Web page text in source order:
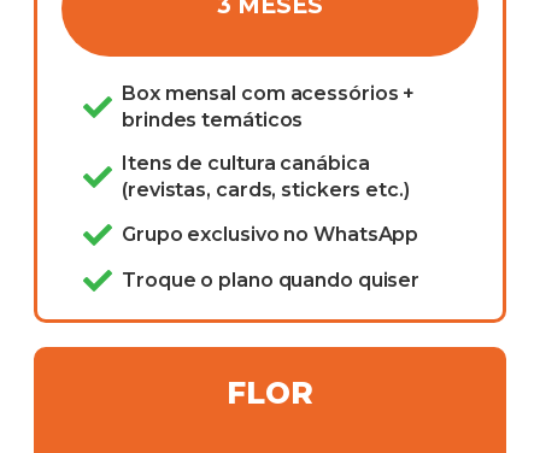
Box mensal com acessórios +
brindes temáticos
Itens de cultura canábica
(revistas, cards, stickers etc.)
Grupo exclusivo no WhatsApp
Troque o plano quando quiser
FLOR